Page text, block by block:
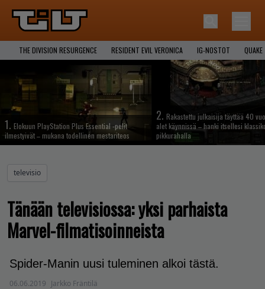
THE DIVISION RESURGENCE RESIDENT EVIL VERONICA IG-NOSTOT QUAKE
1. Elokuun PlayStation Plus Essential -pelit
ilmestyivät – mukana todellinen mestariteos
2. Rakastettu julkaisija täyttää 40
alet käynnissä – hanki itsellesi
pikkurahalla
televisio
Tänään televisiossa: yksi parhaista
Marvel-filmatisoinneista
Spider-Manin uusi tuleminen alkoi tästä.
06.06.2019 Jarkko Fräntilä